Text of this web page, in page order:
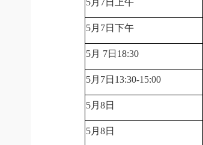
5月7日上午
5月7日下午
5月 7日18:30
5月7日13:30-15:00
5月8日
5月8日